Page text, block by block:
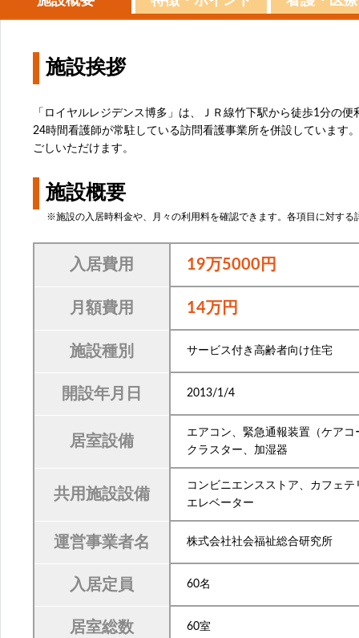
施設挨拶
「ロイヤルレジデンス博多」は、ＪＲ線竹下駅から徒歩1分の
24時間看護師が常駐している訪問看護事業所を併設しています
ごしいただけます。
施設概要
※施設の入居時料金や、月々の利用料を確認できます。各項目に対す
入居費用 19万5000円
月額費用 14万円
施設種別 サービス付き高齢者向け住宅
開設年月日 2013/1/4
居室設備
エアコン、緊急通報装置（ケア
クラスター、加湿器
共用施設設備
コンビニエンスストア、カフェ
エレベーター
運営事業者名 株式会社社会福祉総合研究所
入居定員 60名
居室総数 60室